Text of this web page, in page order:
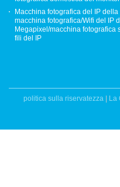
Macchina fotografica del IP della
macchina fotografica/Wifi del IP
Megapixel/macchina fotografica
fili del IP
politica sulla riservatezza La